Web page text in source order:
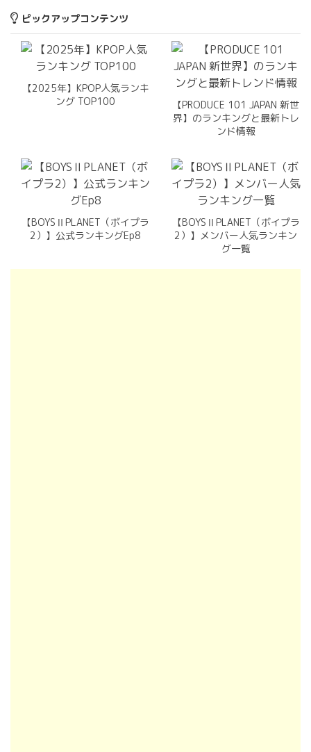
ピックアップコンテンツ
【2025年】KPOP人気ランキ
ング TOP100
【PRODUCE 101 JAPAN 新世
界】のランキングと最新トレ
ンド情報
【BOYSⅡPLANET（ボイプラ
2）】公式ランキングEp8
【BOYSⅡPLANET（ボイプラ
2）】メンバー人気ランキン
グ一覧